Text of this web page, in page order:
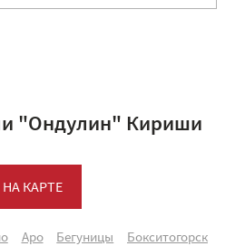
"Ондулин" Кириши
КАРТЕ
Аро Бегуницы
Бокситогорск